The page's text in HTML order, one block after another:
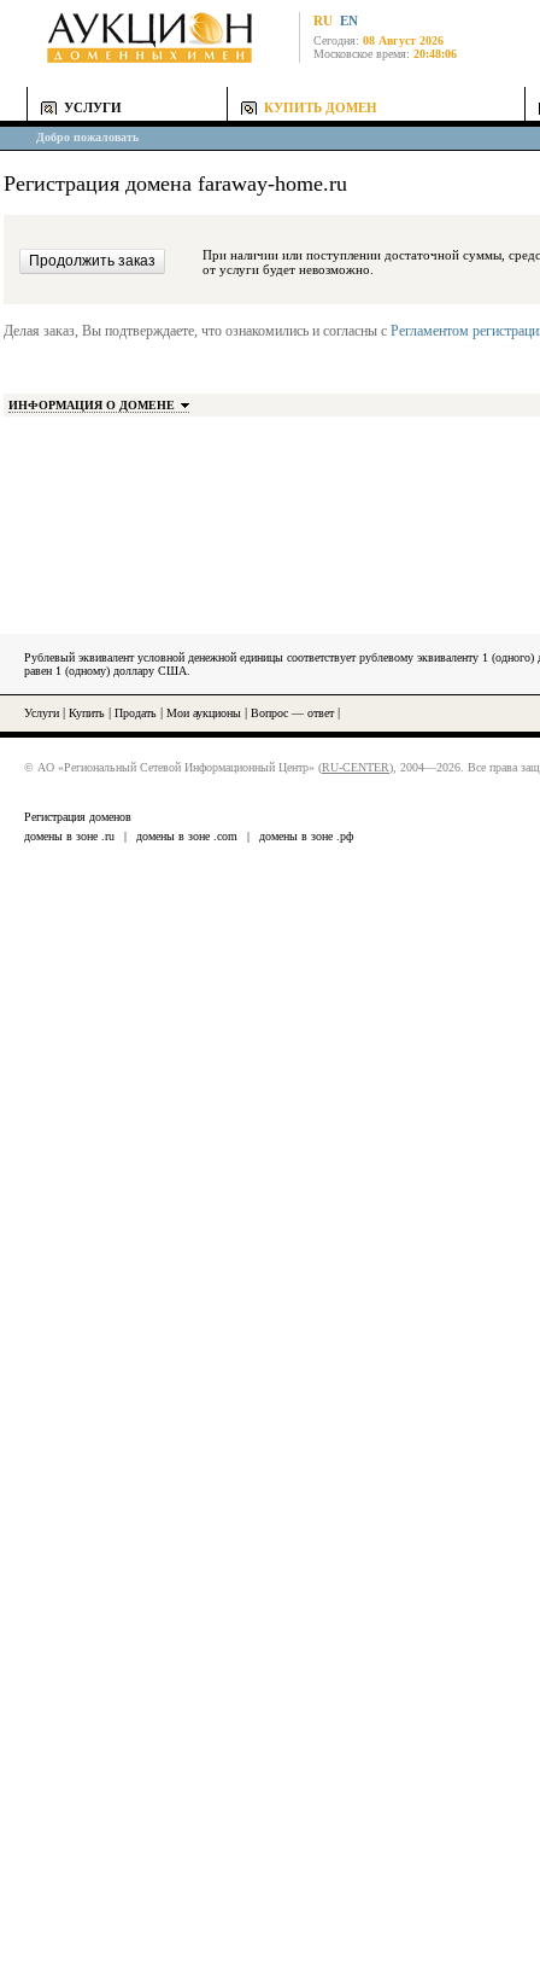
RU EN
Сегодня: 08 Август 2026
Московское время: 20:48:06
УСЛУГИ КУПИТЬ ДОМЕН
Добро пожаловать
Регистрация домена faraway-home.ru
При наличии или поступлении достаточной суммы, средства будут
от услуги будет невозможно.
Делая заказ, Вы подтверждаете, что ознакомились и согласны с Регламентом
ИНФОРМАЦИЯ О ДОМЕНЕ
Рублевый эквивалент условной денежной единицы соответствует рублевому эквиваленту 1
равен 1 (одному) доллару США.
Услуги Купить Продать Мои аукционы Вопрос — ответ|
© АО «Региональный Сетевой Информационный Центр» (RU-CENTER), 2004—2026. Все права
Регистрация доменов
домены в зоне .ru
| домены в зоне .com | домены в зоне .рф